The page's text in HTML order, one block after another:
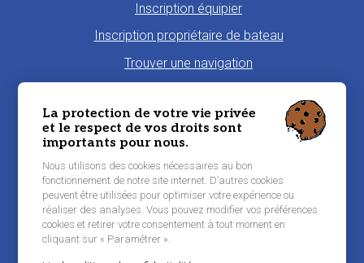
Inscription équipier
Inscription propriétaire de bateau
Trouver une navigation
La charte Morbi'Embark
Niveau de pratique maritime
Conditions générales d'utilisation
Contacter Morbi’Embark
Mentions légales
La protection de votre vie privée
et le respect de vos droits sont
importants pour nous.
Nous utilisons des cookies nécessaires au bon
fonctionnement de notre site internet. D’autres cookies
peuvent être utilisées pour optimiser votre expérience ou
réaliser des analyses. Vous pouvez modifier vos préférences
cookies et retirer votre consentement à tout moment en
cliquant sur « Paramétrer ».